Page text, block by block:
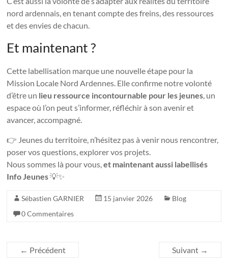
nord ardennais, en tenant compte des freins, des ressources
et des envies de chacun.
Et maintenant ?
Cette labellisation marque une nouvelle étape pour la
Mission Locale Nord Ardennes. Elle confirme notre volonté
d’être un lieu ressource incontournable pour les jeunes , un
espace où l’on peut s’informer, réfléchir à son avenir et
avancer, accompagné.
👉 Jeunes du territoire, n’hésitez pas à venir nous rencontrer,
poser vos questions, explorer vos projets.
Nous sommes là pour vous,et maintenant aussi labellisés
Info Jeunes💡✨
Sébastien GARNIER 15 janvier 2026
Blog
0 Commentaires
← Précédent Suivant →